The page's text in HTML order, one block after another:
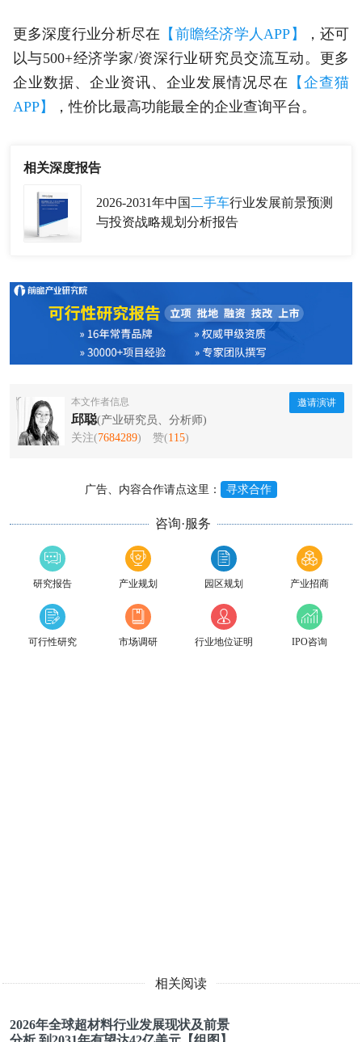
更多深度行业分析尽在 【前瞻经济学人APP】
，还可
以与500+经济学家/资深行业研究员交流互动。更多
企业数据、企业资讯、企业发展情况尽在
【企查猫
APP】
，性价比最高功能最全的企业查询平台。
相关深度报告
2026-2031年中国 二手车行业发展前景预测
与投资战略规划分析报告
本文作者信息
邱聪(产业研究员、分析师)
关注(7684289) 赞(115)
邀请演讲
广告、内容合作请点这里： 寻求合作
咨询·服务
研究报告 产业规划 园区规划 产业招商
可行性研究 市场调研 行业地位证明 IPO咨询
相关阅读
2026年全球超材料行业发展现状及前景